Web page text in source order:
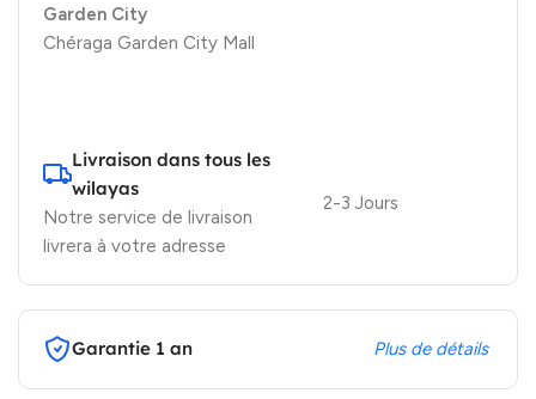
Garden City
Chéraga Garden City Mall
Livraison dans tous les
wilayas
Notre service de livraison
livrera à votre adresse
2-3 Jours
Garantie 1 an Plus de détails